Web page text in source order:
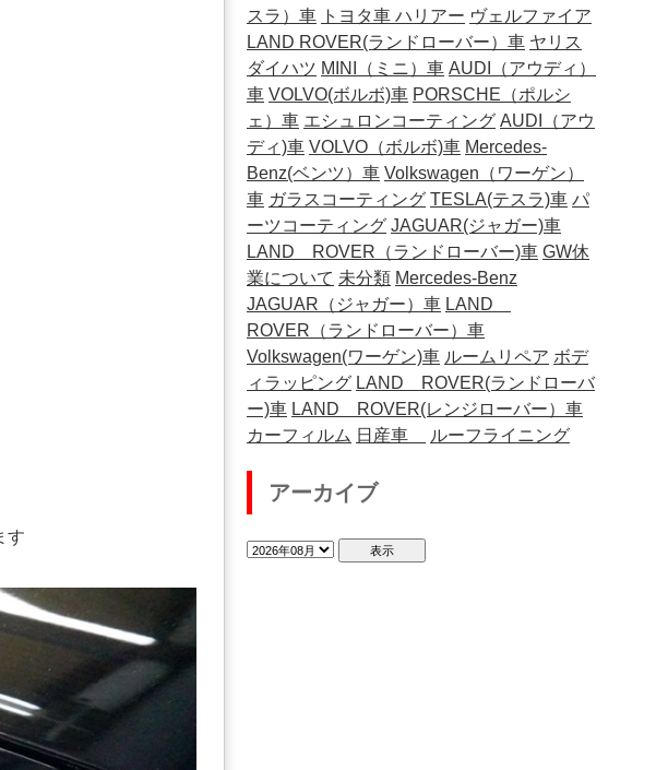
す
スラ）車 トヨタ車 ハリアー ヴェルファイア
LAND ROVER(ランドローバー）車 ヤリス
ダイハツ MINI（ミニ）車 AUDI（アウディ）
車 VOLVO(ボルボ)車 PORSCHE（ポルシ
ェ）車 エシュロンコーティング AUDI（アウ
ディ)車 VOLVO（ボルボ)車 Mercedes-
Benz(ベンツ）車 Volkswagen（ワーゲン）
車 ガラスコーティング TESLA(テスラ)車 パ
ーツコーティング JAGUAR(ジャガー)車
LAND ROVER（ランドローバー)車 GW休
業について 未分類 Mercedes-Benz
JAGUAR（ジャガー）車 LAND
ROVER（ランドローバー）車
Volkswagen(ワーゲン)車 ルームリペア ボデ
ィラッピング LAND ROVER(ランドローバ
ー)車 LAND ROVER(レンジローバー）車
カーフィルム 日産車 ルーフライニング
アーカイブ